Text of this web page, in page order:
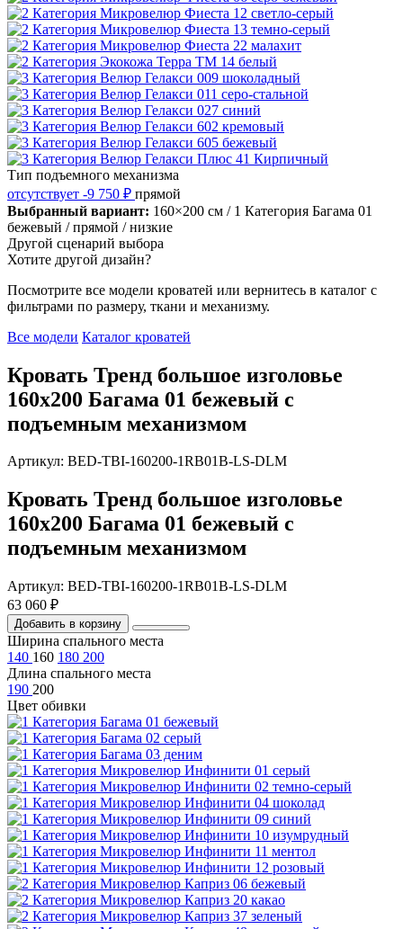
Тип подъемного механизма
отсутствует -9 750 ₽ прямой
Выбранный вариант: 160×200 см / 1 Категория Багама 01
бежевый / прямой / низкие
Другой сценарий выбора
Хотите другой дизайн?
Посмотрите все модели кроватей или вернитесь в каталог с
фильтрами по размеру, ткани и механизму.
Все модели Каталог кроватей
Кровать Тренд большое изголовье
160х200 Багама 01 бежевый с
подъемным механизмом
Артикул: BED-TBI-160200-1RB01B-LS-DLM
Кровать Тренд большое изголовье
160х200 Багама 01 бежевый с
подъемным механизмом
Артикул: BED-TBI-160200-1RB01B-LS-DLM
63 060 ₽
Добавить в корзину
Ширина спального места
140 160 180 200
Длина спального места
190 200
Цвет обивки